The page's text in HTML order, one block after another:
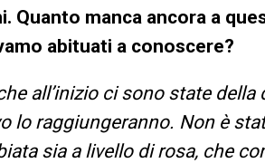
Quanto manca ancora a
abituati a conoscere?
all’inizio ci sono state
lo raggiungeranno. Non è
sia a livello di rosa, che